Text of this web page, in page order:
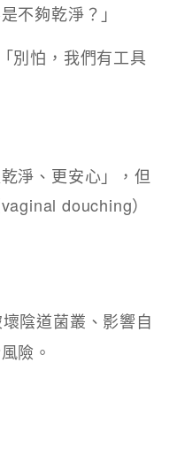
不夠乾淨？」
別怕，我們有工具
淨、更安心」，但
douching）
陰道菌叢、影響自
險。